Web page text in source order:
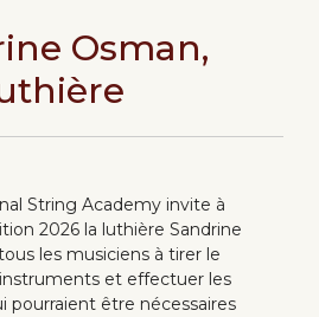
Osman,
String Academy invite à
2026 la luthière Sandrine
les musiciens à tirer le
et effectuer les
pourraient être nécessaires